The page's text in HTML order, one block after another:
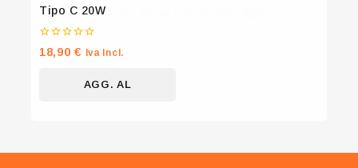
Tipo C 20W
0
su
18,90€ Iva Incl.
AGG. AL
Don't show this popup again